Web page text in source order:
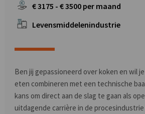
€3175 - €3500 per maand
Levensmiddelenindustrie
Ben jij gepassioneerd over koken en wil
eten combineren met een technische
kans om direct aan de slag te gaan als
uitdagende carrière in de